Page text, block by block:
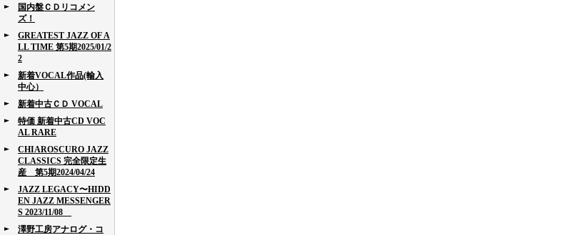
国内盤ＣＤリコメン
ズ！
GREATEST JAZZ OF A
LL TIME 第5期2025/01/2
2
新着VOCAL作品(輸入
中心）
新着中古ＣＤ VOCAL
特価 新着中古CD VOC
AL RARE
CHIAROSCURO JAZZ
CLASSICS 完全限定生
産 第5期2024/04/24
JAZZ LEGACY〜HIDD
EN JAZZ MESSENGER
S 2023/11/08
澤野工房アナログ・コ